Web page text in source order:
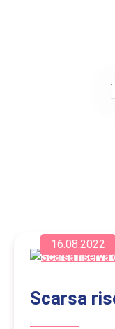
16.08.2022
Scarsa